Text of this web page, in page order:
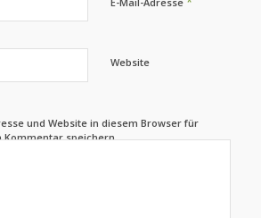
Website
und Website in diesem Browser für
Kommentar speichern.